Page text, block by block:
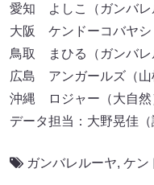
愛知 よしこ（ガンバレ
大阪 ケンドーコバヤシ
鳥取 まひる（ガンバレ
広島 アンガールズ（山
沖縄 ロジャー（大自然
データ担当：大野晃佳
ガンバレルーヤ, ケン